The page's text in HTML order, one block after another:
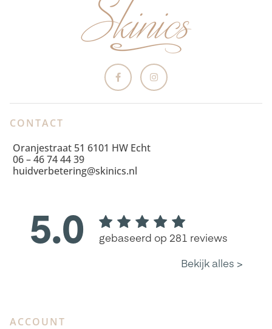
CONTACT
Oranjestraat 51 6101 HW Echt
06 – 46 74 44 39
huidverbetering@skinics.nl
ACCOUNT